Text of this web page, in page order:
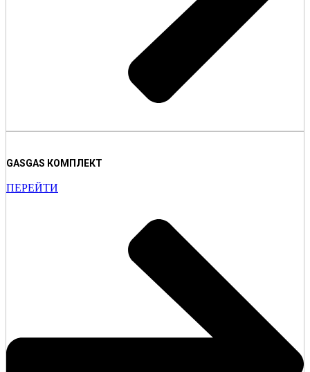
GASGAS КОМПЛЕКТ
ПЕРЕЙТИ